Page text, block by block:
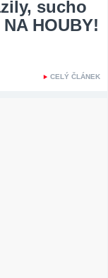
sucho
HOUBY!
CELÝ ČLÁNEK